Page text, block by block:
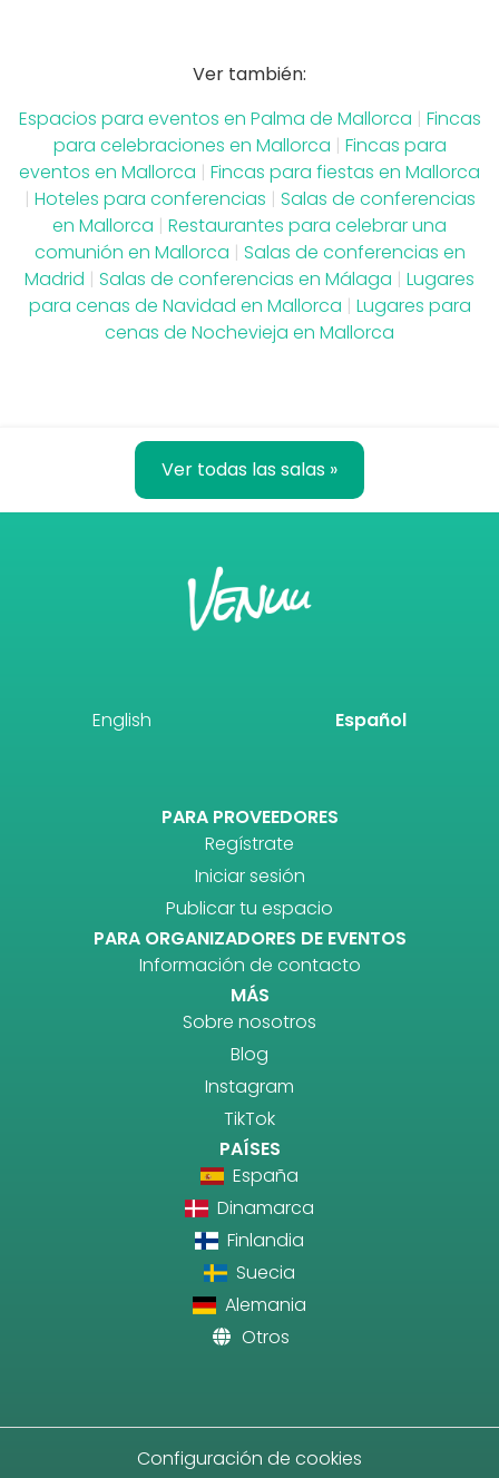
Ver también:
Espacios para eventos en Palma de Mallorca | Fincas
para celebraciones en Mallorca | Fincas para
eventos en Mallorca | Fincas para fiestas en Mallorca
| Hoteles para conferencias | Salas de conferencias
en Mallorca | Restaurantes para celebrar una
comunión en Mallorca | Salas de conferencias en
Madrid | Salas de conferencias en Málaga | Lugares
para cenas de Navidad en Mallorca | Lugares para
cenas de Nochevieja en Mallorca
Ver todas las salas »
English Español
PARA PROVEEDORES
Regístrate
Iniciar sesión
Publicar tu espacio
PARA ORGANIZADORES DE EVENTOS
Información de contacto
MÁS
Sobre nosotros
Blog
Instagram
TikTok
PAÍSES
España
Dinamarca
Finlandia
Suecia
Alemania
Otros
Configuración de cookies